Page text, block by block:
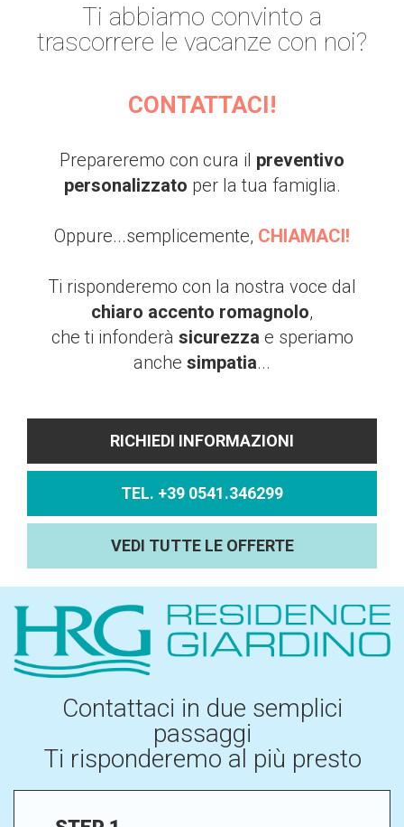
Ti abbiamo convinto a
trascorrere le vacanze con noi?
CONTATTACI!
Prepareremo con cura il preventivo
personalizzato per la tua famiglia.
Oppure...semplicemente, CHIAMACI!
Ti risponderemo con la nostra voce dal
chiaro accento romagnolo,
che ti infonderà sicurezza e speriamo
anche simpatia...
RICHIEDI INFORMAZIONI
TEL. +39 0541.346299
VEDI TUTTE LE OFFERTE
Contattaci in due semplici
passaggi
Ti risponderemo al più presto